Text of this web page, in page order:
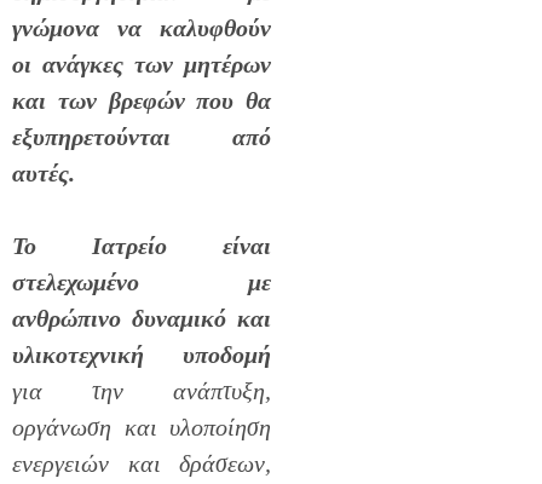
γνώμονα να καλυφθούν
οι ανάγκες των μητέρων
και των βρεφών που θα
εξυπηρετούνται από
αυτές.
Το Ιατρείο είναι
στελεχωμένο με
ανθρώπινο δυναμικό και
υλικοτεχνική υποδομή
για την ανάπτυξη,
οργάνωση και υλοποίηση
ενεργειών και δράσεων,